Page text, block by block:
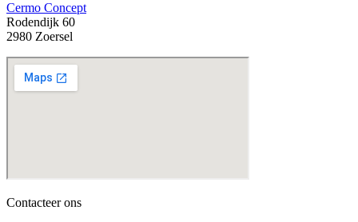
Cermo Concept
Rodendijk 60
2980 Zoersel
Contacteer ons